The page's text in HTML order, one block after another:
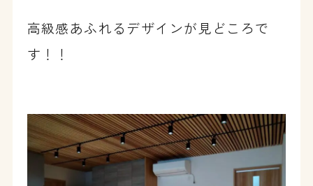
高級感あふれるデザインが見どころで
す！！